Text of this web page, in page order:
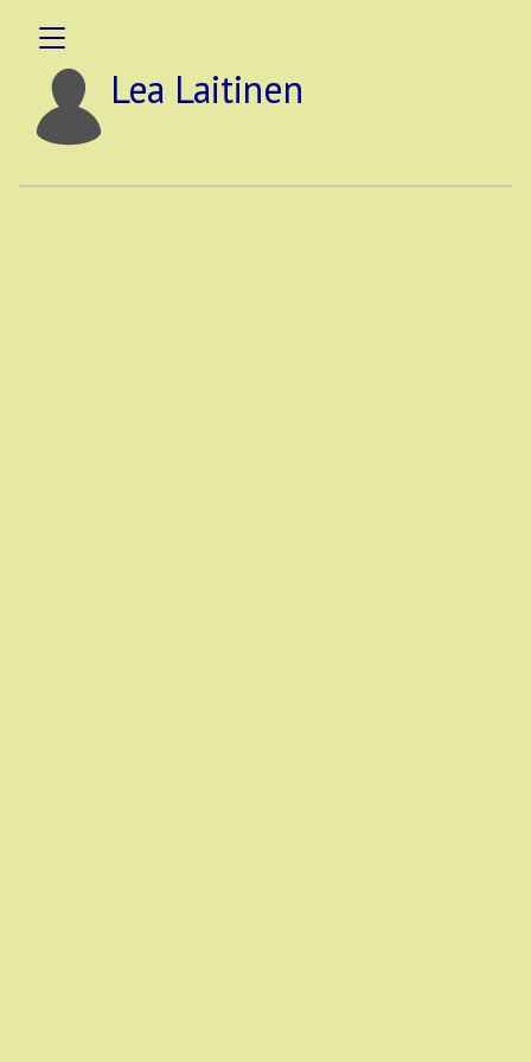
Lea Laitinen